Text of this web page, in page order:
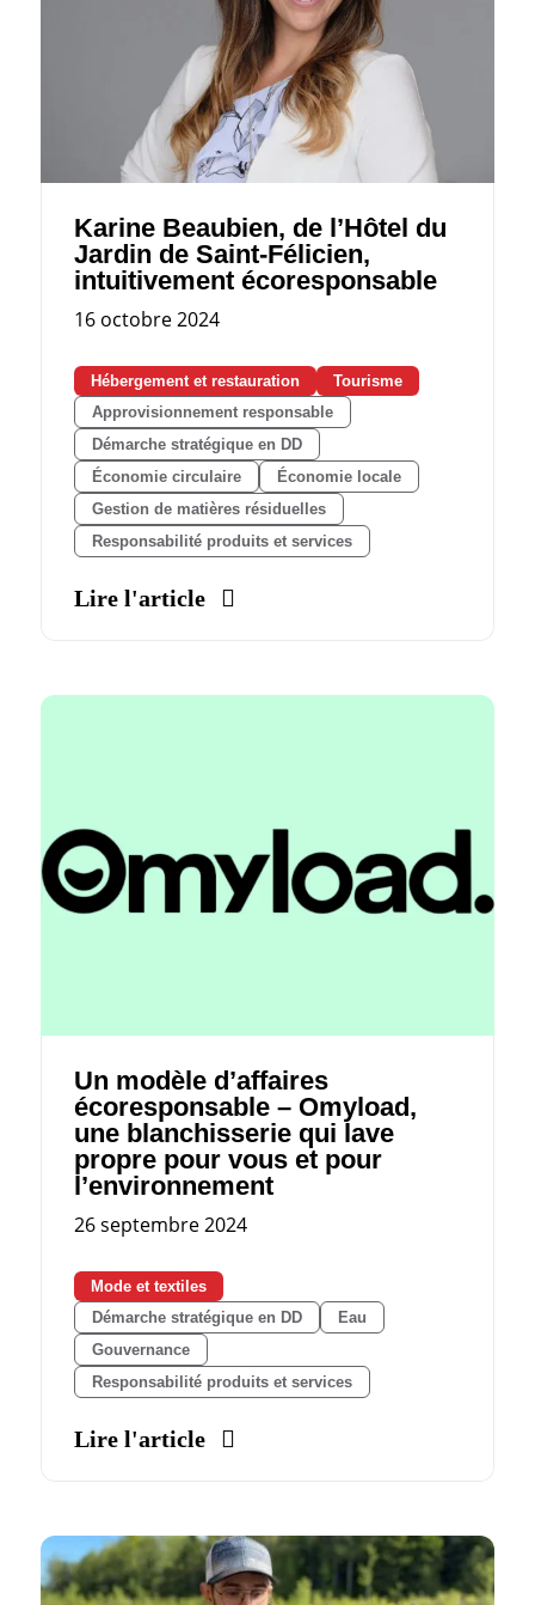
Karine Beaubien, de l’Hôtel du
Jardin de Saint-Félicien,
intuitivement écoresponsable
16 octobre 2024
Hébergement et restauration
Tourisme
Approvisionnement responsable
Démarche stratégique en DD
Économie circulaire
Économie locale
Gestion de matières résiduelles
Responsabilité produits et services
Lire l'article
Un modèle d’affaires
écoresponsable – Omyload,
une blanchisserie qui lave
propre pour vous et pour
l’environnement
26 septembre 2024
Mode et textiles
Démarche stratégique en DD
Eau
Gouvernance
Responsabilité produits et services
Lire l'article